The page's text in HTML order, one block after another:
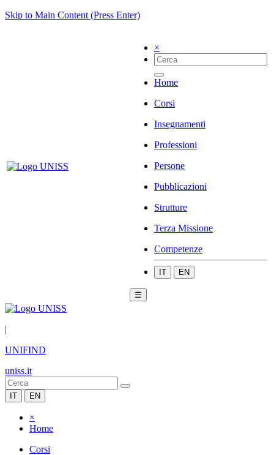
Skip to Main Content (Press Enter)
×
Home
Corsi
Insegnamenti
Professioni
Persone
Pubblicazioni
Strutture
Terza Missione
Competenze
IT EN
☰
|
UNIFIND
uniss.it
IT EN
×
Home
Corsi